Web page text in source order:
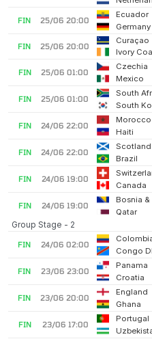
25/06 20:00
FIN
Ecuador
Germany
25/06 20:00
FIN
Curaçao
Ivory
25/06 01:00
FIN
Czechia
Mexico
25/06 01:00
FIN
South
South
24/06 22:00
FIN
Morocco
Haiti
24/06 22:00
FIN
Scotland
Brazil
24/06 19:00
FIN
Canada
24/06 19:00
FIN
Bosnia
Qatar
Group Stage - 2
24/06 02:00
FIN
Congo
23/06 23:00
FIN
Panama
Croatia
23/06 20:00
FIN
England
Ghana
23/06 17:00
FIN
Portugal